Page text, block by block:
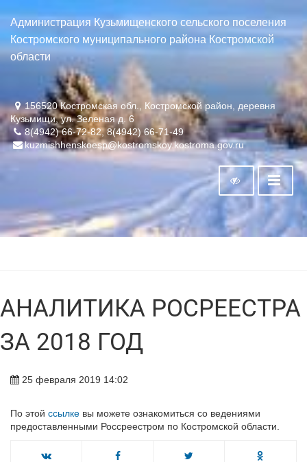
Администрация Кузьмищенского сельского поселения
Костромского муниципального района Костромской
области
156520 Костромская обл., Костромской район, деревня
Кузьмищи, ул. Зеленая д. 6
8(4942) 66-72-82, 8(4942) 66-71-49
kuzmishhenskoesp@kostromskoy.kostroma.gov.ru
АНАЛИТИКА РОСРЕЕСТРА
ЗА 2018 ГОД
25 февраля 2019 14:02
По этой ссылке вы можете ознакомиться со ведениями
предоставленными Россреестром по Костромской области.